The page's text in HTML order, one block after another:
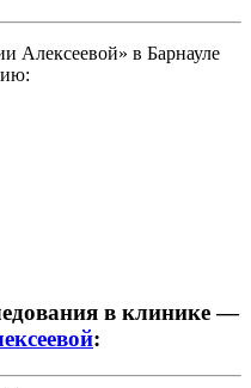
Алексеевой» в Барнауле
в клинике —
: